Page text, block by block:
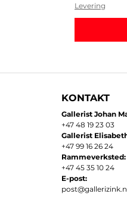
Levering
KONTAKT
Gallerist Johan
+47 48 19 23 03
Gallerist
+47 99 16 26 24
Rammeverksted:
+47 45 35 10 24
E-post: